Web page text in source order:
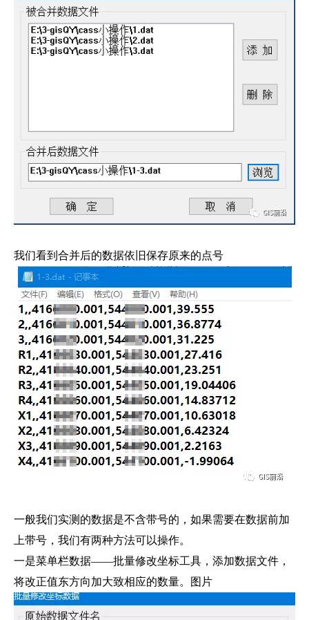
我们看到合并后的数据依旧保存原来的点号
一般我们实测的数据是不含带号的，如果需要在数据前加
上带号，我们有两种方法可以操作。
一是菜单栏数据——批量修改坐标工具，添加数据文件，
将改正值东方向加大致相应的数量。图片